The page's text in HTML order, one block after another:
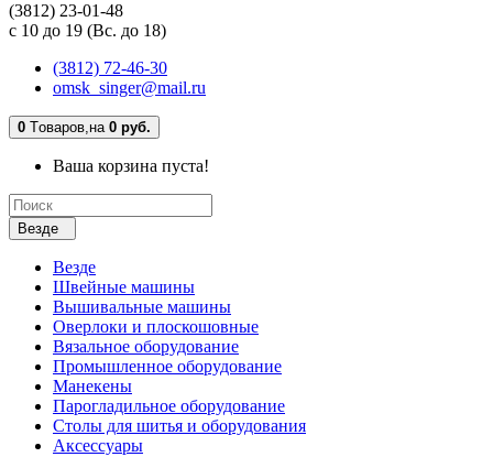
(3812) 23-01-48
с 10 до 19 (Вс. до 18)
(3812) 72-46-30
omsk_singer@mail.ru
0 Tоваров,на 0 руб.
Ваша корзина пуста!
Везде
Везде
Швейные машины
Вышивальные машины
Оверлоки и плоскошовные
Вязальное оборудование
Промышленное оборудование
Манекены
Парогладильное оборудование
Столы для шитья и оборудования
Аксессуары